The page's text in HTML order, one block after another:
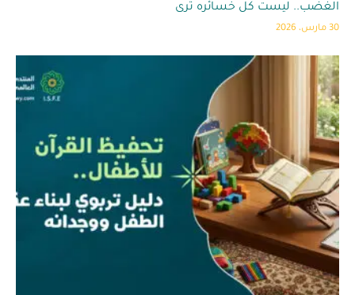
الغضب.. ليست كل خسائره تُرى
30 مارس، 2026